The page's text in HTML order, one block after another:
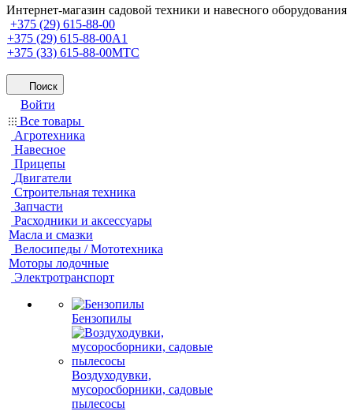
Интернет-магазин садовой техники и навесного оборудования
+375 (29) 615-88-00
+375 (29) 615-88-00A1
+375 (33) 615-88-00МТС
Поиск
Войти
Все товары
Агротехника
Навесное
Прицепы
Двигатели
Строительная техника
Запчасти
Расходники и аксессуары
Масла и смазки
Велосипеды / Мототехника
Моторы лодочные
Электротранспорт
Бензопилы
Воздуходувки,
мусоросборники, cадовые
пылесосы